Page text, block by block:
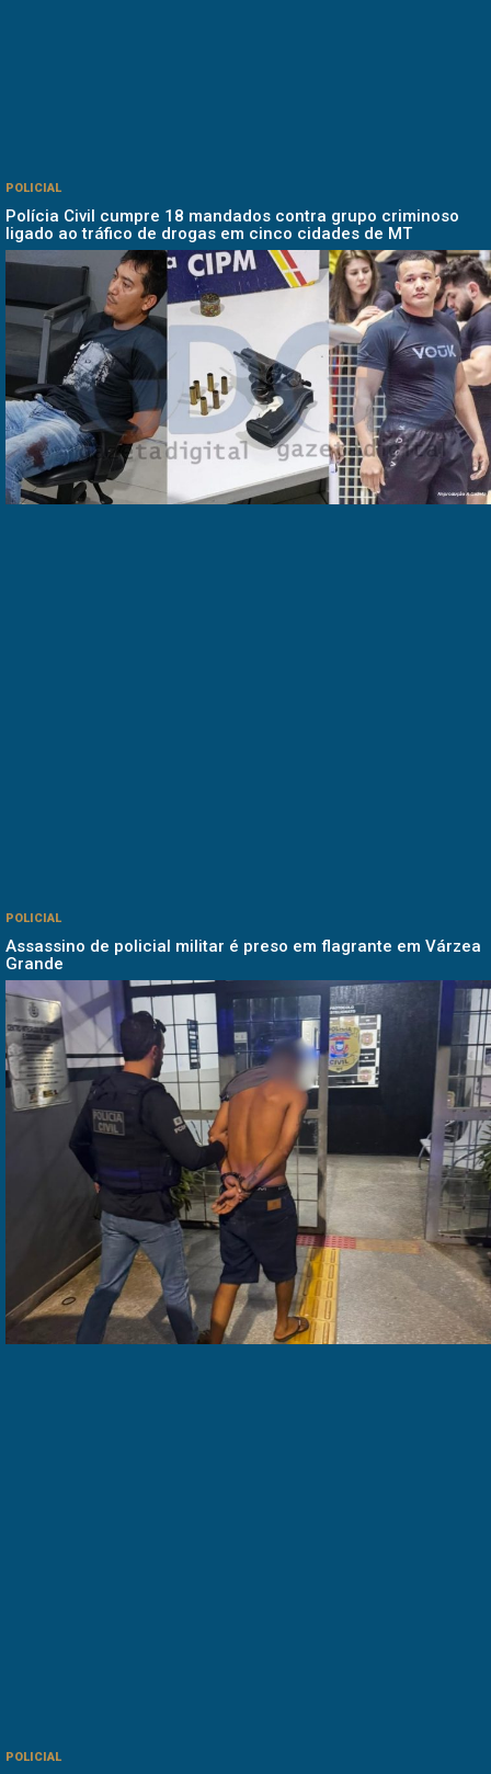
POLICIAL
Polícia Civil cumpre 18 mandados contra grupo criminoso
ligado ao tráfico de drogas em cinco cidades de MT
POLICIAL
Assassino de policial militar é preso em flagrante em Várzea
Grande
POLICIAL